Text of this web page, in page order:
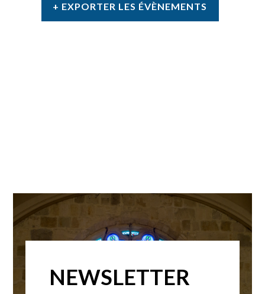
+ EXPORTER LES ÉVÈNEMENTS
NEWSLETTER